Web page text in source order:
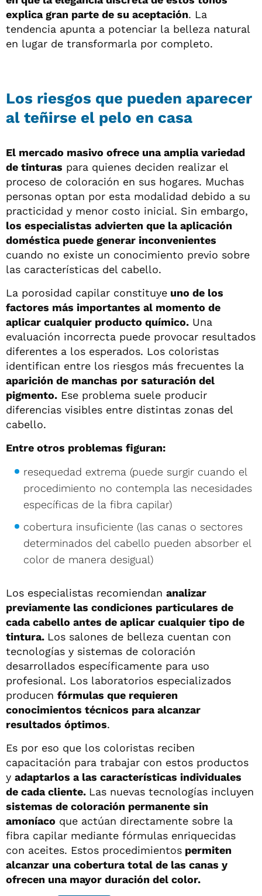
explica gran parte de su aceptación. La
tendencia apunta a potenciar la belleza natural
en lugar de transformarla por completo.
Los riesgos que pueden aparecer
al teñirse el pelo en casa
El mercado masivo ofrece una amplia variedad
de tinturas para quienes deciden realizar el
proceso de coloración en sus hogares. Muchas
personas optan por esta modalidad debido a su
practicidad y menor costo inicial. Sin embargo,
los especialistas advierten que la aplicación
doméstica puede generar inconvenientes
cuando no existe un conocimiento previo sobre
las características del cabello.
La porosidad capilar constituye uno de los
factores más importantes al momento de
aplicar cualquier producto químico. Una
evaluación incorrecta puede provocar resultados
diferentes a los esperados. Los coloristas
identifican entre los riesgos más frecuentes la
aparición de manchas por saturación del
pigmento. Ese problema suele producir
diferencias visibles entre distintas zonas del
cabello.
Entre otros problemas figuran:
resequedad extrema (puede surgir cuando el
procedimiento no contempla las necesidades
específicas de la fibra capilar)
cobertura insuficiente (las canas o sectores
determinados del cabello pueden absorber el
color de manera desigual)
Los especialistas recomiendan analizar
previamente las condiciones particulares de
cada cabello antes de aplicar cualquier tipo de
tintura. Los salones de belleza cuentan con
tecnologías y sistemas de coloración
desarrollados específicamente para uso
profesional. Los laboratorios especializados
producen fórmulas que requieren
conocimientos técnicos para alcanzar
resultados óptimos.
Es por eso que los coloristas reciben
capacitación para trabajar con estos productos
y adaptarlos a las características individuales
de cada cliente. Las nuevas tecnologías incluyen
sistemas de coloración permanente sin
amoníaco que actúan directamente sobre la
fibra capilar mediante fórmulas enriquecidas
con aceites. Estos procedimientos permiten
alcanzar una cobertura total de las canas y
ofrecen una mayor duración del color.